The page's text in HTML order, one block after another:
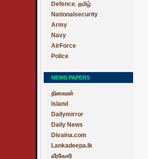
Defence. தமிழ்
Nationalsecurity
Army
Navy
AirForce
Police
NEWS PAPERS
தினகரன்
Island
Dailymirror
Daily News
Divaina.com
Lankadeepa.lk
வீரகேசரி